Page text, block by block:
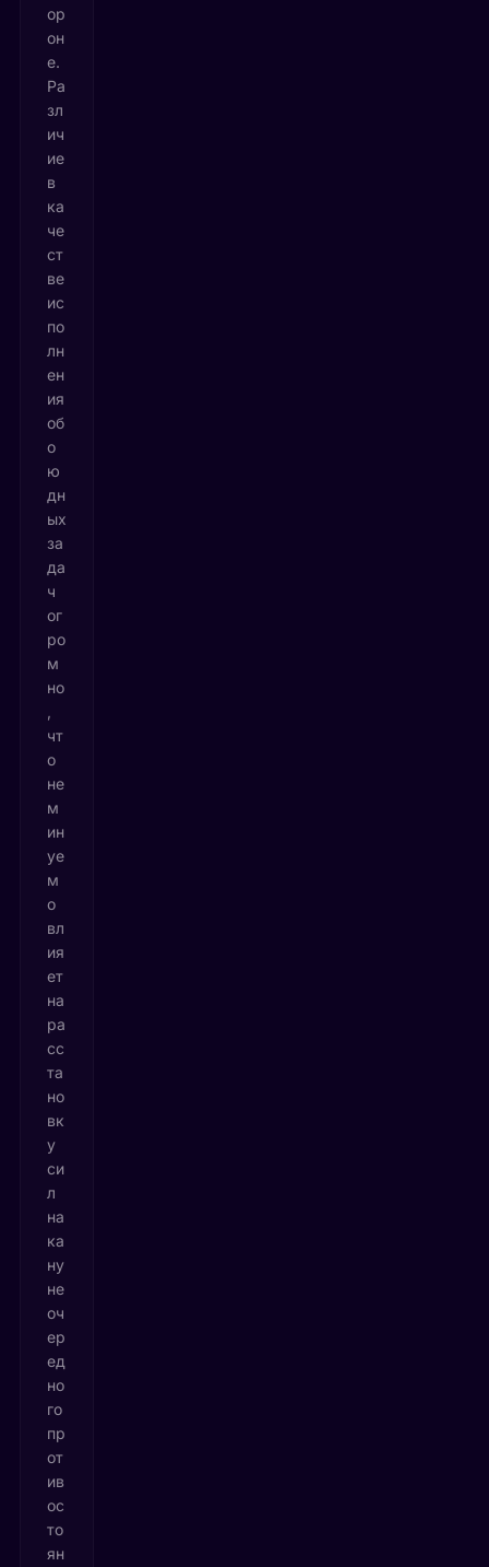
ор
он
е.
Ра
зл
ич
ие
в
ка
че
ст
ве
ис
по
лн
ен
ия
об
о
ю
дн
ых
за
да
ч
ог
ро
м
но
чт
о
не
м
ин
уе
м
о
вл
ия
ет
на
ра
сс
та
но
вк
у
си
л
на
ка
ну
не
оч
ер
ед
но
го
пр
от
ив
ос
то
ян